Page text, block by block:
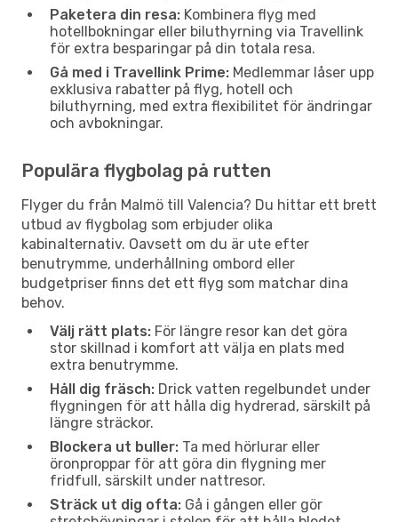
Paketera din resa: Kombinera flyg med
hotellbokningar eller biluthyrning via Travellink
för extra besparingar på din totala resa.
Gå med i Travellink Prime: Medlemmar låser upp
exklusiva rabatter på flyg, hotell och
biluthyrning, med extra flexibilitet för ändringar
och avbokningar.
Populära flygbolag på rutten
Flyger du från Malmö till Valencia? Du hittar ett brett
utbud av flygbolag som erbjuder olika
kabinalternativ. Oavsett om du är ute efter
benutrymme, underhållning ombord eller
budgetpriser finns det ett flyg som matchar dina
behov.
Välj rätt plats: För längre resor kan det göra
stor skillnad i komfort att välja en plats med
extra benutrymme.
Håll dig fräsch: Drick vatten regelbundet under
flygningen för att hålla dig hydrerad, särskilt på
längre sträckor.
Blockera ut buller: Ta med hörlurar eller
öronproppar för att göra din flygning mer
fridfull, särskilt under nattresor.
Sträck ut dig ofta: Gå i gången eller gör